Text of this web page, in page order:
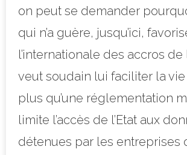
on peut se demander
qui n’a guère, jusqu’ici,
l’internationale des accros de
veut soudain lui faciliter la
plus qu’une réglementation
limite l’accès de l’Etat aux
détenues par les entreprises